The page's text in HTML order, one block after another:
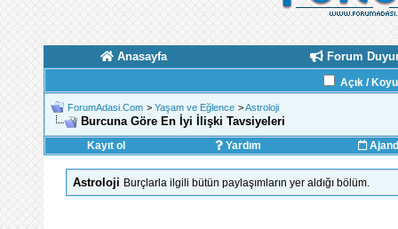
Anasayfa Forum
Açık /
ForumAdasi.Com > Yaşam ve Eğlence >Astroloji
Burcuna Göre En İyi İlişki Tavsiyeleri
Kayıt ol Yardım
Astroloji Burçlarla ilgili bütün paylaşımların yer aldığı bölüm.